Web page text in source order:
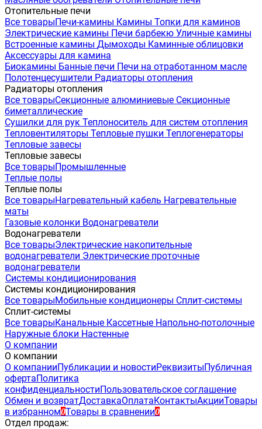
Отопительные печи
Все товарыПечи-камины Камины Топки для каминов
Электрические камины Печи барбекю Уличные камины
Встроенные камины Дымоходы Каминные облицовки
Аксессуары для камина
Биокамины Банные печи Печи на отработанном масле
Полотенцесушители Радиаторы отопления
Радиаторы отопления
Все товарыСекционные алюминиевые Секционные
биметаллические
Сушилки для рук Теплоноситель для систем отопления
Тепловентиляторы Тепловые пушки Теплогенераторы
Тепловые завесы
Тепловые завесы
Все товарыПромышленные
Теплые полы
Теплые полы
Все товарыНагревательный кабель Нагревательные
маты
Газовые колонки Водонагреватели
Водонагреватели
Все товарыЭлектрические накопительные
водонагреватели Электрические проточные
водонагреватели
Системы кондиционирования
Системы кондиционирования
Все товарыМобильные кондиционеры Сплит-системы
Сплит-системы
Все товарыКанальные Кассетные Напольно-потолочные
Наружные блоки Настенные
О компании
О компании
О компанииПубликации и новостиРеквизитыПубличная
офертаПолитика
конфиденциальностиПользовательское соглашение
Обмен и возвратДоставкаОплатаКонтактыАкцииТовары
в избранном0Товары в сравнении0
Отдел продаж: